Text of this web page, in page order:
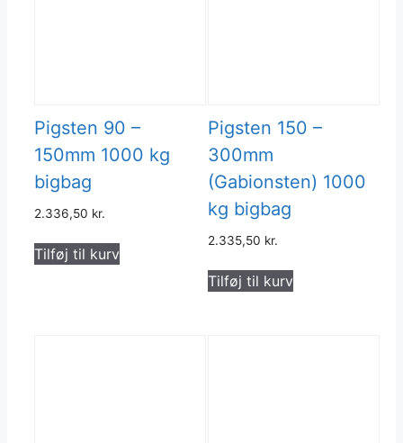
Pigsten 90 –
150mm 1000 kg
bigbag
2.336,50 kr.
Tilføj til kurv
Pigsten 150 –
300mm
(Gabionsten) 1000
kg bigbag
2.335,50 kr.
Tilføj til kurv